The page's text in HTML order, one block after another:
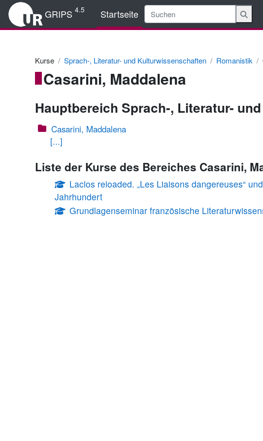
Zum Hauptinhalt
GRIPS 4.5 Startseite
Kurse Sprach-, Literatur- und Kulturwissenschaften Romanistik
Casarini, Maddalena
Hauptbereich Sprach-, Literatur-
Casarini, Maddalena
[...]
Liste der Kurse des Bereiches Casarini,
Laclos reloaded. „Les Liaisons dangereuses“
Jahrhundert
Grundlagenseminar französische